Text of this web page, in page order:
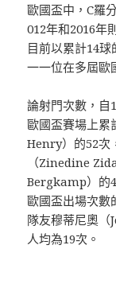
歐國盃中，C羅
012年和2016年
目前以累計14
一一位在多屆歐
論射門次數，自
歐國盃賽場上
Henry）的52次
（Zinedine
Bergkamp）的
歐國盃出場次數
隊友穆蒂尼奧
人均為19次。